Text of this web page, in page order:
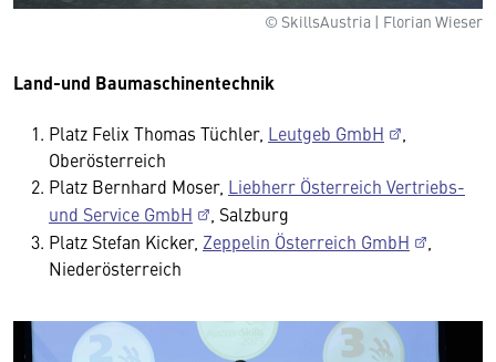
© SkillsAustria | Florian Wieser
Land-und Baumaschinentechnik
Platz Felix Thomas Tüchler, Leutgeb GmbH
Oberösterreich
Platz Bernhard Moser, Liebherr Österreich Vertriebs-
und Service GmbH
, Salzburg
Platz Stefan Kicker, Zeppelin Österreich GmbH
Niederösterreich